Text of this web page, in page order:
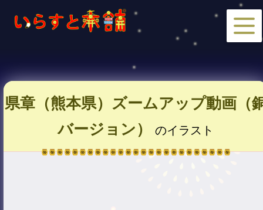
県章（熊本県）ズームアップ動画（
バージョン）
のイラスト